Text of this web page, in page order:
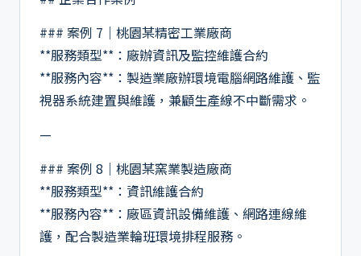
### 案例 7｜桃園某精密工業廠商
**服務類型**：廠辦資訊及監控維護合約
**服務內容**：製造業廠辦環境電腦網路維護、監
視器系統建置與維護，兼顧生產線不中斷需求。
—
### 案例 8｜桃園某窯業製造廠商
**服務類型**：資訊維護合約
**服務內容**：廠區資訊設備維護、網路連線維
護，配合製造業輪班環境排程服務。